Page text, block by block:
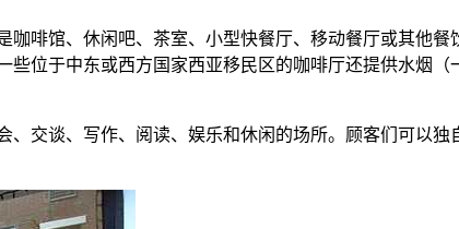
啡馆、休闲吧、茶室、小型快餐厅、移动餐厅或其他
位于中东或西方国家西亚移民区的咖啡厅还提供水烟
交谈、写作、阅读、娱乐和休闲的场所。顾客们可以